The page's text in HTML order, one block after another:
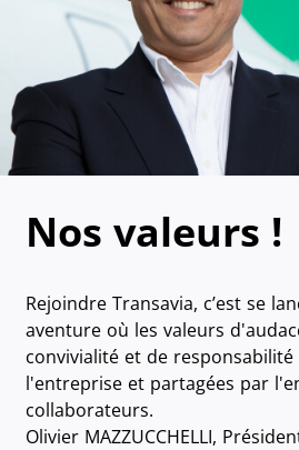
Nos valeurs !
Rejoindre Transavia, c’est se
aventure où les valeurs
convivialité et de
l'entreprise et partagées par
collaborateurs.
Olivier MAZZUCCHELLI,